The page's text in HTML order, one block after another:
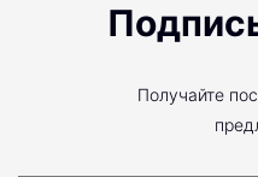
Получайте